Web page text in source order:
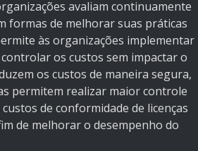
avaliam continuamente
formas de melhorar suas práticas
às organizações implementar
os custos sem impactar o
os custos de maneira segura,
permitem realizar maior controle
de conformidade de licenças
de melhorar o desempenho do